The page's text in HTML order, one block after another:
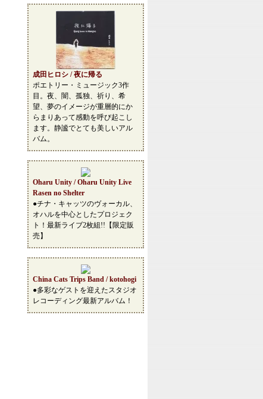
成田ヒロシ / 夜に帰る
ポエトリー・ミュージック3作
目。夜、闇、孤独、祈り、希
望、夢のイメージが重層的にか
らまりあって感動を呼び起こし
ます。静謐でとても美しいアル
バム。
Oharu Unity / Oharu Unity Live
Rasen no Shelter
●チナ・キャッツのヴォーカル、
オハルを中心としたプロジェク
ト！最新ライブ2枚組!!【限定販
売】
China Cats Trips Band / kotohogi
●多彩なゲストを迎えたスタジオ
レコーディング最新アルバム！